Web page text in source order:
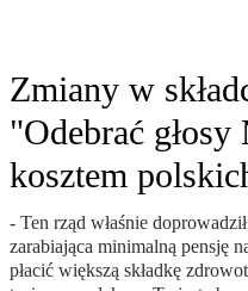
Zmiany w
"Odebrać
kosztem
- Ten rząd właśnie
zarabiająca minimalną pensję
płacić większą składkę